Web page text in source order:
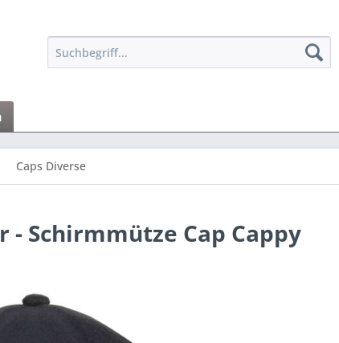
Caps Diverse
Schirmmütze Cap Cappy